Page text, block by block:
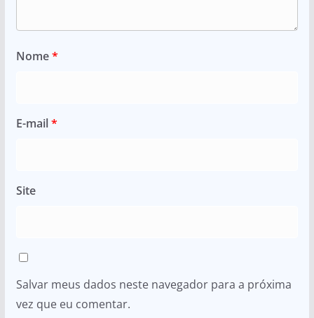
Nome*
E-mail*
Site
Salvar meus dados neste navegador para a próxima
vez que eu comentar.